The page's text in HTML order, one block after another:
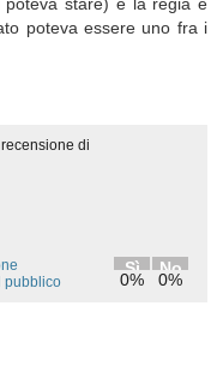
poteva essere uno fra i
di
Sì
0%
No
0%
pubblico